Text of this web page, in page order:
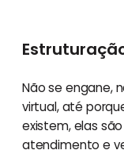
Não se engane,
virtual, até
existem, elas
atendimento e